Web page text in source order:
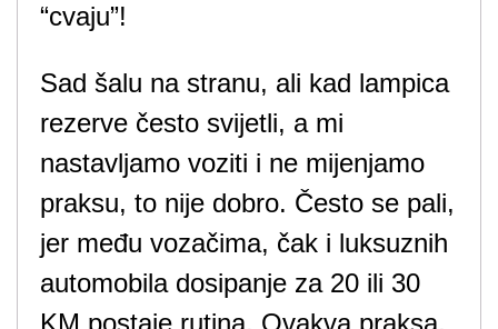
“cvaju”!
Sad šalu na stranu, ali kad lampica
rezerve često svijetli, a mi
nastavljamo voziti i ne mijenjamo
praksu, to nije dobro. Često se pali,
jer među vozačima, čak i luksuznih
automobila dosipanje za 20 ili 30
KM postaje rutina. Ovakva praksa,